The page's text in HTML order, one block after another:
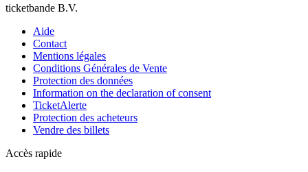
ticketbande B.V.
Aide
Contact
Mentions légales
Conditions Générales de Vente
Protection des données
Information on the declaration of consent
TicketAlerte
Protection des acheteurs
Vendre des billets
Accès rapide